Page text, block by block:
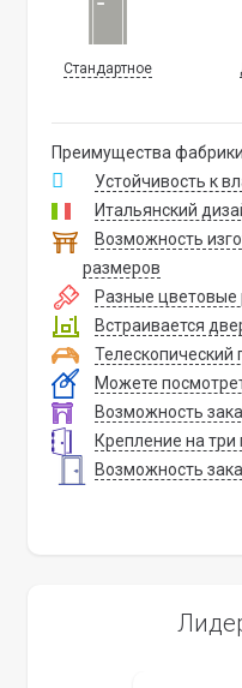
Стандартное
Преимущества
Устойчивость к
Итальянский
Возможность
размеров
Разные
Встраивается
Телескопический
Можете
Возможность
Крепление на три
Возможность